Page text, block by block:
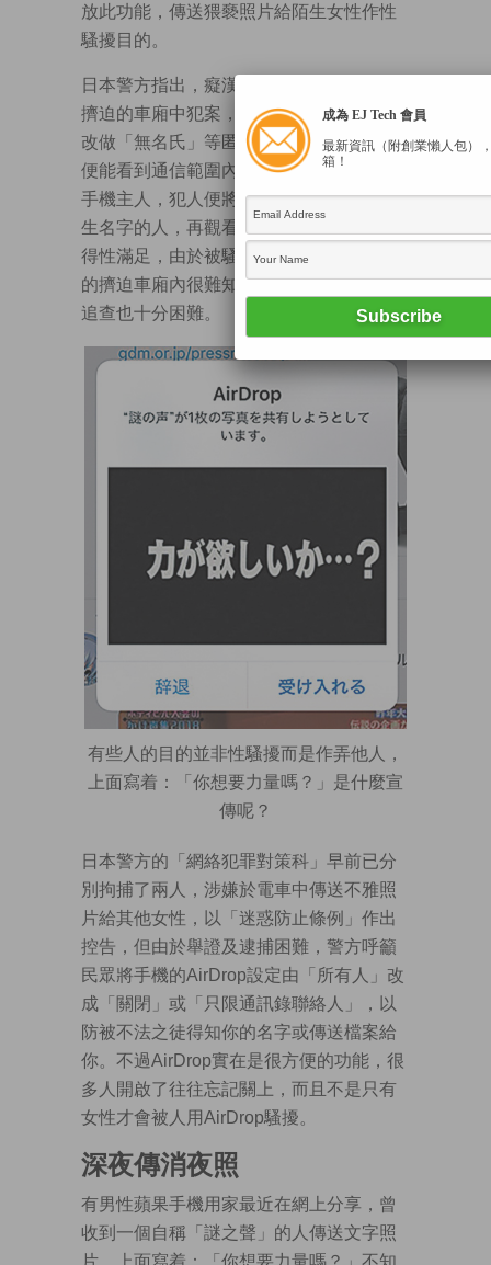
放此功能，傳送猥褻照片給陌生女性作性
騷擾目的。
日本警方指出，癡漢多數趁繁忙時間人多
擠迫的車廂中犯案，先將手機的個人名稱
改做「無名氏」等匿名稱呼，開啟AirDrop
便能看到通信範圍內所有能夠接收檔案的
手機主人，犯人便將猥褻照片傳給疑是女
生名字的人，再觀看她們的反應，從而獲
得性滿足，由於被騷擾者在個個都玩手機
的擠迫車廂內很難知道誰是犯人，警方要
追查也十分困難。
有些人的目的並非性騷擾而是作弄他人，
上面寫着：「你想要力量嗎？」是什麼宣
傳呢？
日本警方的「網絡犯罪對策科」早前已分
別拘捕了兩人，涉嫌於電車中傳送不雅照
片給其他女性，以「迷惑防止條例」作出
控告，但由於舉證及逮捕困難，警方呼籲
民眾將手機的AirDrop設定由「所有人」改
成「關閉」或「只限通訊錄聯絡人」，以
防被不法之徒得知你的名字或傳送檔案給
你。不過AirDrop實在是很方便的功能，很
多人開啟了往往忘記關上，而且不是只有
女性才會被人用AirDrop騷擾。
深夜傳消夜照
有男性蘋果手機用家最近在網上分享，曾
收到一個自稱「謎之聲」的人傳送文字照
片，上面寫着：「你想要力量嗎？」不知
成為 EJ Tech 會員
最新資訊（附創業懶人包）
箱！